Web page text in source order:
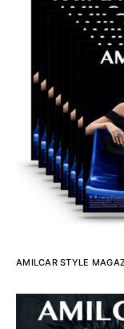
AMILCAR STYLE